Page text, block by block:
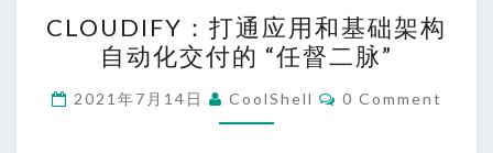
打
通
应
用
CLOUDIFY：打通应用和基础架构
自动化交付的 “任督二脉”
2021年7月14日 CoolShell Comments
0 Comment